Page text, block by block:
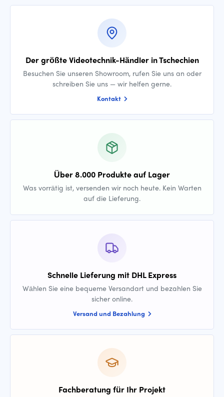
Der größte Videotechnik-Händler in Tschechien
Besuchen Sie unseren Showroom, rufen Sie uns an oder
schreiben Sie uns — wir helfen gerne.
Kontakt
Über 8.000 Produkte auf Lager
Was vorrätig ist, versenden wir noch heute. Kein Warten
auf die Lieferung.
Schnelle Lieferung mit DHL Express
Wählen Sie eine bequeme Versandart und bezahlen Sie
sicher online.
Versand und Bezahlung
Fachberatung für Ihr Projekt